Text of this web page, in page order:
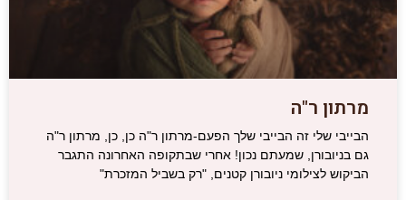
מרתון ר"ה
הבייבי שלי זה הבייבי שלך הפעם-מרתון ר"ה כן, כן, מרתון ר"ה
גם בניובורן, שמעתם נכון! אחרי שבתקופה האחרונה התגבר
הביקוש לצילומי ניובורן קטנים, "רק בשביל המזכרת"